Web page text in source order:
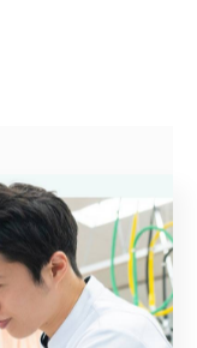
す。
イルに合わせて調
に合わせた施術を